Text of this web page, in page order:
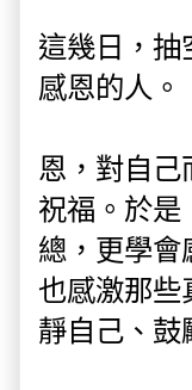
這幾日，
感恩的人。
恩，對自
祝福。於
總，更學
也感激那
靜自己、